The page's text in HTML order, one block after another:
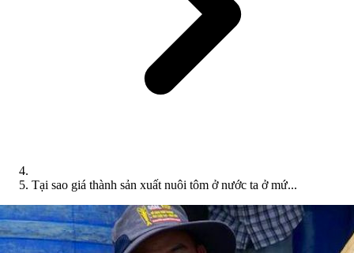
Tại sao giá thành sản xuất nuôi tôm ở nước ta ở mứ...